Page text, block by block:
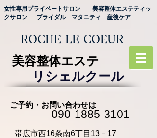
女性専用プライベートサロン 美容整体エステティッ
クサロン ブライダル マタニティ 産後ケア
ROCHE LE COEUR
美容整体エステ
リシェルクール
ご予約・お問い合わせは
090‐1885‐3101
​帯広市西16条南6丁目13－17